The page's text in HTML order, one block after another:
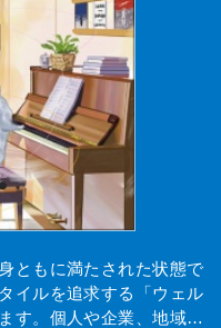
ともに満たされた状態で
イルを追求する「ウェル
す。個人や企業、地域…